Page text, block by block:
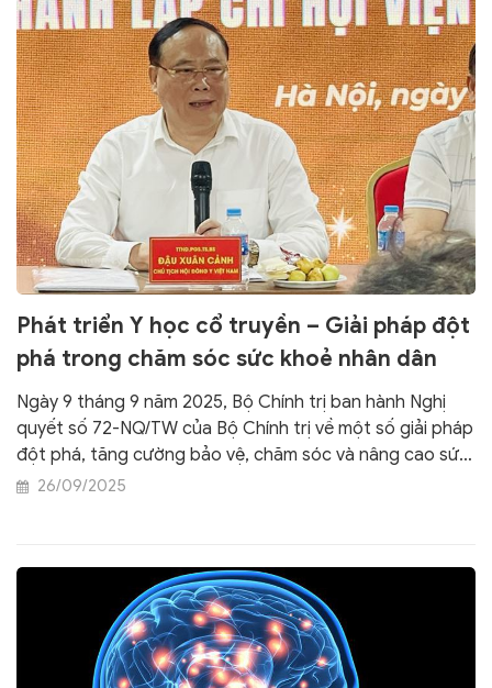
Phát triển Y học cổ truyền – Giải pháp đột
phá trong chăm sóc sức khoẻ nhân dân
Ngày 9 tháng 9 năm 2025, Bộ Chính trị ban hành Nghị
quyết số 72-NQ/TW của Bộ Chính trị về một số giải pháp
đột phá, tăng cường bảo vệ, chăm sóc và nâng cao sức
khỏe nhân dân. Thực hiện Nghị quyết, một trong những
26/09/2025